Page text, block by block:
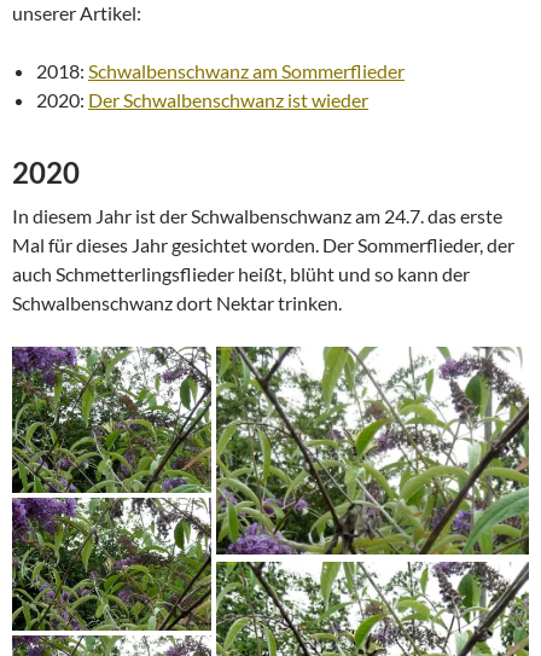
unserer Artikel:
2018: Schwalbenschwanz am Sommerflieder
2020: Der Schwalbenschwanz ist wieder
2020
In diesem Jahr ist der Schwalbenschwanz am 24.7. das erste
Mal für dieses Jahr gesichtet worden. Der Sommerflieder, der
auch Schmetterlingsflieder heißt, blüht und so kann der
Schwalbenschwanz dort Nektar trinken.